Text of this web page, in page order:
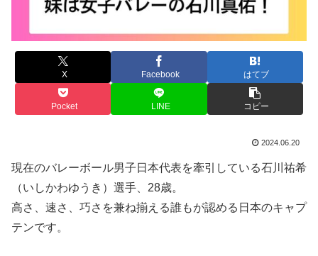
X Facebook はてブ
Pocket LINE コピー
2024.06.20
現在のバレーボール男子日本代表を牽引している石川祐希
（いしかわゆうき）選手、28歳。
高さ、速さ、巧さを兼ね揃える誰もが認める日本のキャプ
テンです。